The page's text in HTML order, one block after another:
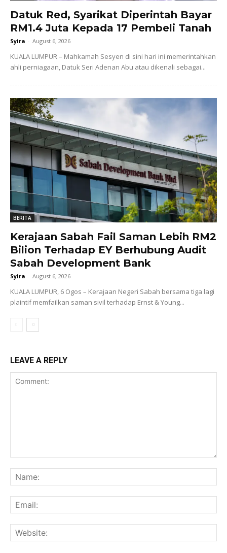
Datuk Red, Syarikat Diperintah Bayar
RM1.4 Juta Kepada 17 Pembeli Tanah
Syira - August 6, 2026
KUALA LUMPUR – Mahkamah Sesyen di sini hari ini memerintahkan
ahli perniagaan, Datuk Seri Adenan Abu atau dikenali sebagai...
BERITA
Kerajaan Sabah Fail Saman Lebih RM2
Bilion Terhadap EY Berhubung Audit
Sabah Development Bank
Syira - August 6, 2026
KUALA LUMPUR, 6 Ogos – Kerajaan Negeri Sabah bersama tiga lagi
plaintif memfailkan saman sivil terhadap Ernst & Young...
LEAVE A REPLY